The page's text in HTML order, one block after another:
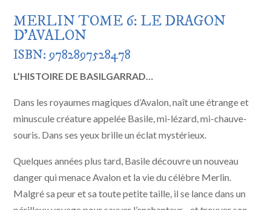
MERLIN TOME 6: LE DRAGON
D’AVALON
ISBN: 9782897528478
L’HISTOIRE DE BASILGARRAD…
Dans les royaumes magiques d’Avalon, naît une étrange et
minuscule créature appelée Basile, mi-lézard, mi-chauve-
souris. Dans ses yeux brille un éclat mystérieux.
Quelques années plus tard, Basile découvre un nouveau
danger qui menace Avalon et la vie du célèbre Merlin.
Malgré sa peur et sa toute petite taille, il se lance dans un